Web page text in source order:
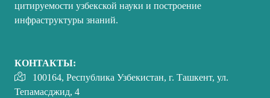
цитируемости узбекской науки и построение
инфраструктуры знаний.
КОНТАКТЫ:
100164, Республика Узбекистан, г. Ташкент, ул.
Тепамасджид, 4